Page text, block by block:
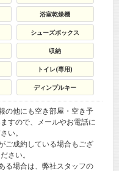
浴室乾燥機
シューズボックス
収納
トイレ(専用)
ディンプルキー
の他にも空き部屋・空き予
すので、メールやお電話に
い。
ご成約している場合もござ
さい。
る場合は、弊社スタッフの